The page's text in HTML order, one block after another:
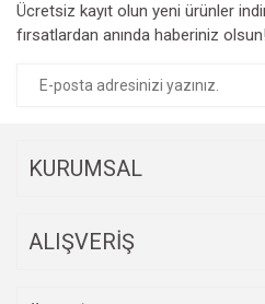
Ücretsiz kayıt olun yeni ürünler
fırsatlardan anında haberiniz olsun!
KURUMSAL
ALIŞVERİŞ